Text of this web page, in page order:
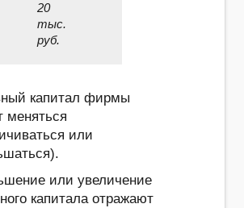
20
тыс.
руб.
капитал фирмы
меняться
или
или увеличение
капитала отражают